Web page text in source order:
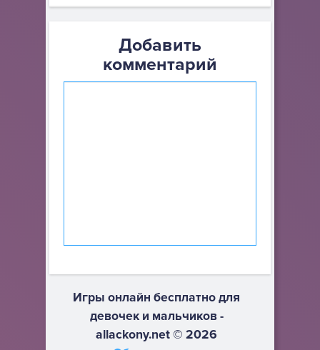
Добавить
комментарий
Игры онлайн бесплатно для
девочек и мальчиков -
allackony.net © 2026